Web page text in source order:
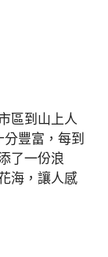
區到山上人
豐富，每到
了一份浪
海，讓人感